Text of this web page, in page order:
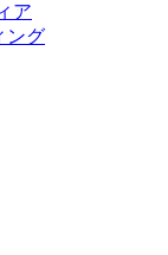
ア
ング